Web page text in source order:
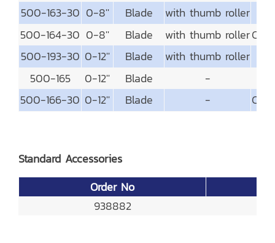
500-163-30 0-8'' Blade
with thumb roller
500-164-30 0-8'' Blade with thumb roller
500-193-30 0-12'' Blade
with thumb roller
500-165
0-12'' Blade
-
500-166-30 0-12'' Blade -
Standard Accessories
Order No
938882